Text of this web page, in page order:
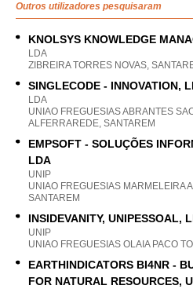
Outros utilizadores pesquisaram
KNOLSYS KNOWLEDGE
LDA
ZIBREIRA TORRES NOVAS,
SINGLECODE - INNOVATION,
LDA
UNIAO FREGUESIAS ABRANTES
ALFERRAREDE, SANTAREM
EMPSOFT - SOLUÇÕES
LDA
UNIP
UNIAO FREGUESIAS MARMELEIRA
SANTAREM
INSIDEVANITY, UNIPESSOAL,
UNIP
UNIAO FREGUESIAS OLAIA PACO
EARTHINDICATORS BI4NR -
FOR NATURAL RESOURCES,